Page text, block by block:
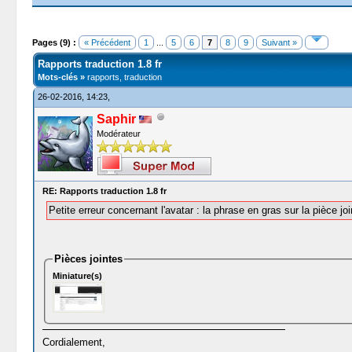
Pages (9) : « Précédent 1 ... 5 6 7 8 9 Suivant »
Moyenne : 4.5 (2 vote(s))
12345
Rapports traduction 1.8 fr
Mots-clés » rapports, traduction
26-02-2016, 14:23,
Saphir
Modérateur
RE: Rapports traduction 1.8 fr
Petite erreur concernant l'avatar : la phrase en gras sur la pièce
Pièces jointes
Miniature(s)
Cordialement,